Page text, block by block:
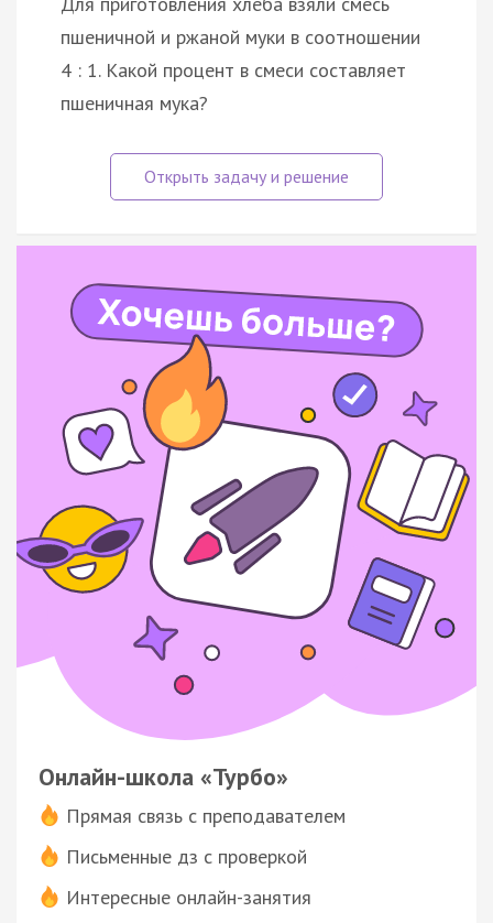
пшеничной и ржаной муки в соотношении
4 : 1. Какой процент в смеси составляет
пшеничная мука?
Онлайн-школа «Турбо»
Прямая связь с преподавателем
Письменные дз с проверкой
Интересные онлайн-занятия